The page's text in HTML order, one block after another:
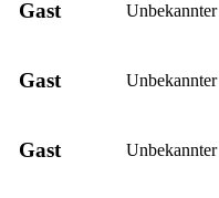
Gast
Gast
Gast